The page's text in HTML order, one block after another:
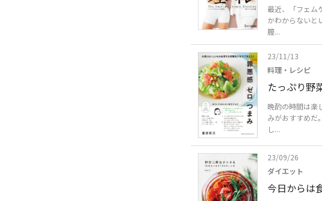
最近、「フェム
かわからないと
膣...
23/11/13
料理・レシピ
たっぷり野
晩酌の時間は楽
みがおすすめだ
し...
23/09/26
ダイエット
今日からは